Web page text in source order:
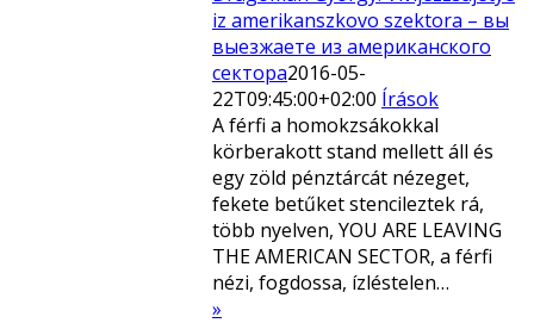
iz amerikanszkovo szektora – вы
выезжаете из американского
сектора2016-05-
22T09:45:00+02:00 Írások
A férfi a homokzsákokkal
körberakott stand mellett áll és
egy zöld pénztárcát nézeget,
fekete betűket stencileztek rá,
több nyelven, YOU ARE LEAVING
THE AMERICAN SECTOR, a férfi
nézi, fogdossa, ízléstelen…
»